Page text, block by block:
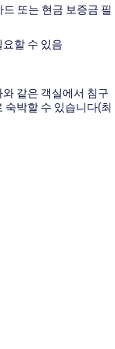
또는 현금 보증금 필
할 수 있음
같은 객실에서 침구
숙박할 수 있습니다(최